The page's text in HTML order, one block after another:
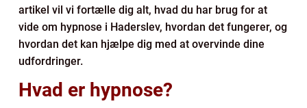
artikel vil vi fortælle dig alt, hvad du har brug for at
vide om hypnose i Haderslev, hvordan det fungerer, og
hvordan det kan hjælpe dig med at overvinde dine
udfordringer.
Hvad er hypnose?